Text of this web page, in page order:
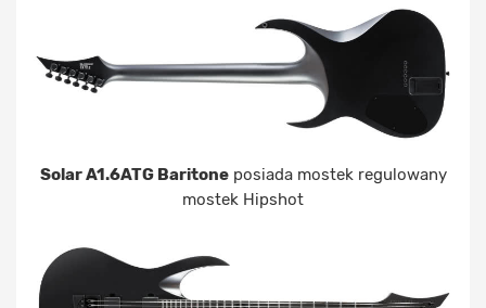
Solar A1.6ATG Baritoneposiada mostek regulowany
mostek Hipshot